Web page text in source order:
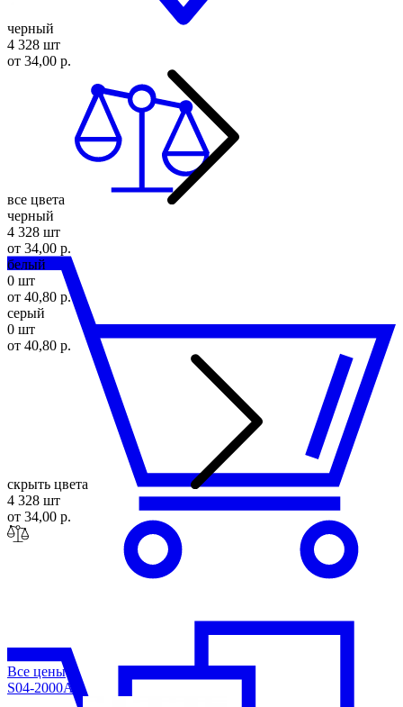
черный
4 328 шт
от 34,00 р.
все цвета
черный
4 328 шт
от 34,00 р.
белый
0 шт
от 40,80 р.
серый
0 шт
от 40,80 р.
скрыть цвета
4 328 шт
от 34,00 р.
Все цены
S04-2000A